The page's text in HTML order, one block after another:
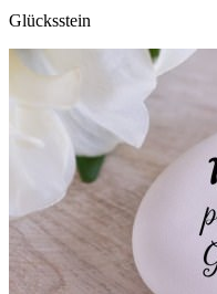
Glücksstein